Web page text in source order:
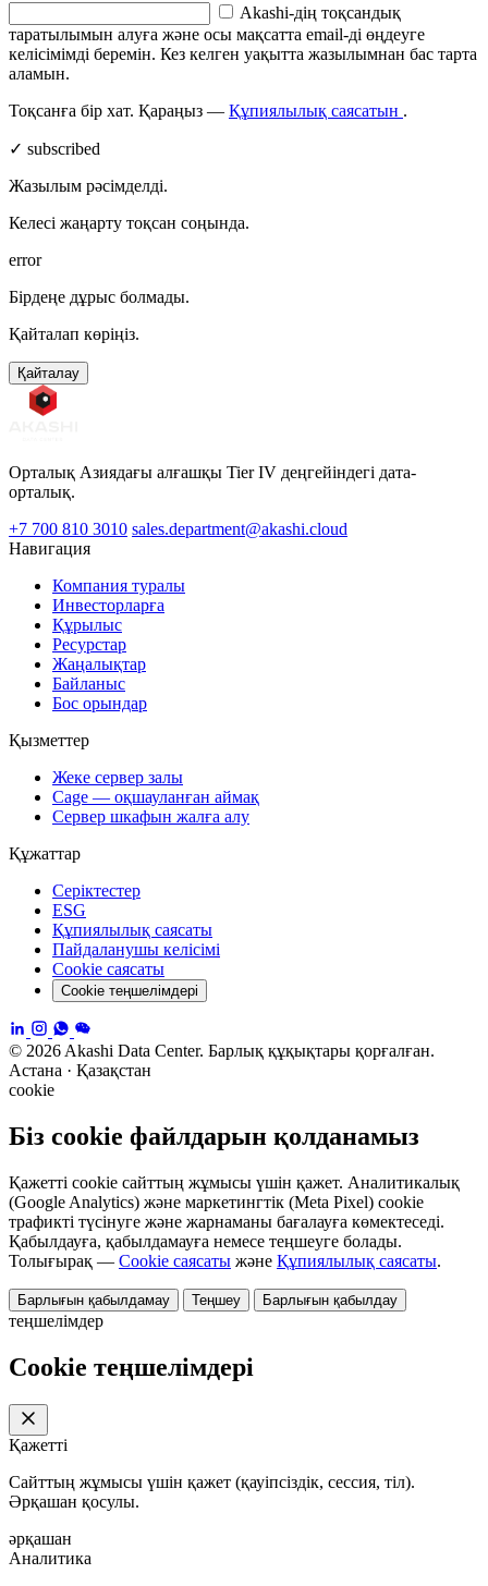
Akashi-дің тоқсандық
таратылымын алуға және осы мақсатта email-ді өңдеуге
келісімімді беремін. Кез келген уақытта жазылымнан бас тарта
аламын.
Тоқсанға бір хат. Қараңыз — Құпиялылық саясатын .
✓ subscribed
Жазылым рәсімделді.
Келесі жаңарту тоқсан соңында.
error
Бірдеңе дұрыс болмады.
Қайталап көріңіз.
Қайталау
Орталық Азиядағы алғашқы Tier IV деңгейіндегі дата-
орталық.
+7 700 810 3010 sales.department@akashi.cloud
Навигация
Компания туралы
Инвесторларға
Құрылыс
Ресурстар
Жаңалықтар
Байланыс
Бос орындар
Қызметтер
Жеке сервер залы
Cage — оқшауланған аймақ
Сервер шкафын жалға алу
Құжаттар
Серіктестер
ESG
Құпиялылық саясаты
Пайдаланушы келісімі
Cookie саясаты
Cookie теңшелімдері
© 2026 Akashi Data Center. Барлық құқықтары қорғалған.
Астана · Қазақстан
cookie
Біз cookie файлдарын қолданамыз
Қажетті cookie сайттың жұмысы үшін қажет. Аналитикалық
(Google Analytics) және маркетингтік (Meta Pixel) cookie
трафикті түсінуге және жарнаманы бағалауға көмектеседі.
Қабылдауға, қабылдамауға немесе теңшеуге болады.
Толығырақ — Cookie саясаты және Құпиялылық саясаты.
Барлығын қабылдамау Теңшеу Барлығын қабылдау
теңшелімдер
Cookie теңшелімдері
Қажетті
Сайттың жұмысы үшін қажет (қауіпсіздік, сессия, тіл).
Әрқашан қосулы.
әрқашан
Аналитика